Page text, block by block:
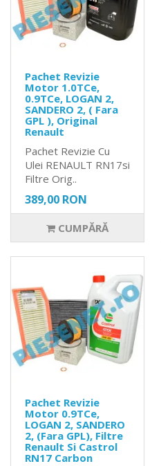
Pachet Revizie
Motor 1.0TCe,
0.9TCe, LOGAN 2,
SANDERO 2, ( Fara
GPL ), Original
Renault
Pachet Revizie Cu
Ulei RENAULT RN17si
Filtre Orig..
389,00 RON
CUMPĂRĂ
Pachet Revizie
Motor 0.9TCe,
LOGAN 2, SANDERO
2, (Fara GPL), Filtre
Renault Si Castrol
RN17 Carbon